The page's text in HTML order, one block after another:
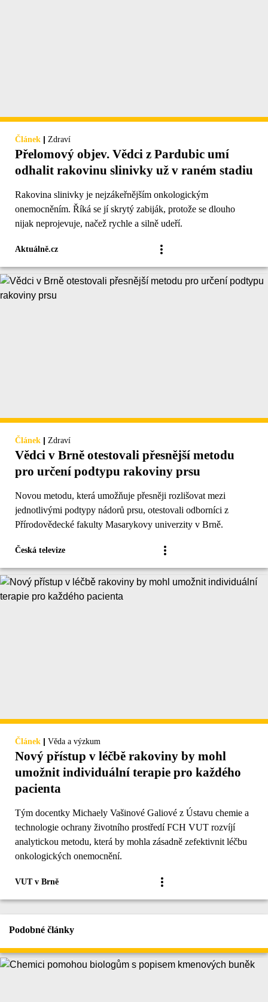
Článek | Zdraví
Přelomový objev. Vědci z Pardubic umí
odhalit rakovinu slinivky už v raném stadiu
Rakovina slinivky je nejzákeřnějším onkologickým
onemocněním. Říká se jí skrytý zabiják, protože se dlouho
nijak neprojevuje, načež rychle a silně udeří.
Aktuálně.cz
Článek | Zdraví
Vědci v Brně otestovali přesnější metodu
pro určení podtypu rakoviny prsu
Novou metodu, která umožňuje přesněji rozlišovat mezi
jednotlivými podtypy nádorů prsu, otestovali odborníci z
Přírodovědecké fakulty Masarykovy univerzity v Brně.
Česká televize
Článek | Věda a výzkum
Nový přístup v léčbě rakoviny by mohl
umožnit individuální terapie pro každého
pacienta
Tým docentky Michaely Vašinové Galiové z Ústavu chemie a
technologie ochrany životního prostředí FCH VUT rozvíjí
analytickou metodu, která by mohla zásadně zefektivnit léčbu
onkologických onemocnění.
VUT v Brně
Podobné články